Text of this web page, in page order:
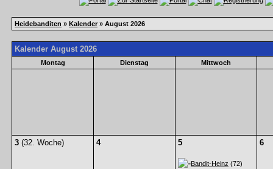
Heidebanditen » Kalender » August 2026
Kalender August 2026
Montag Dienstag Mittwoch
3 (32. Woche) 4 5
Bandit-Heinz (72)
6